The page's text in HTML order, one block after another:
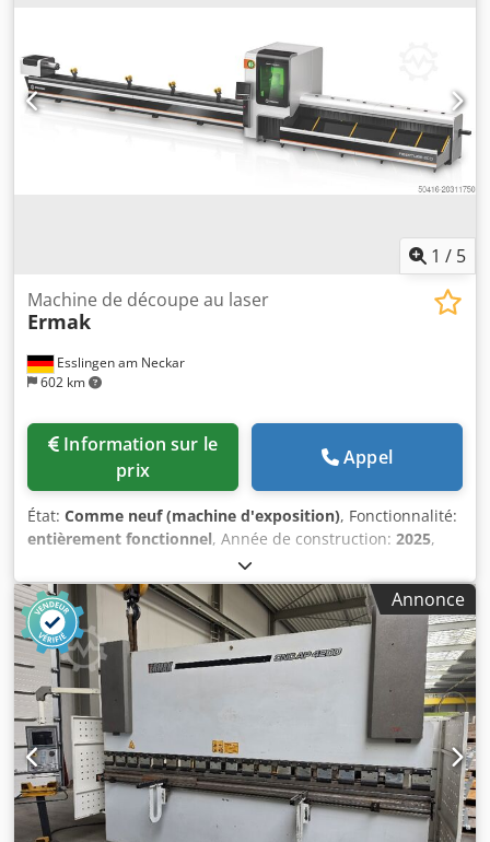
1 / 5
Esslingen am Neckar
602 km
Machine de découpe au laser
Ermak
prix
Appel
État: Comme neuf (machine d'exposition), Fonctionnalité:
entièrement fonctionnel, Année de construction: 2025,
Machine d'exposition Laser tube Fibertube ECO 6kW
Longueur 6500 mm Dedpfxexn N Aho Ac Eeck Servo 5 axes
Commande Beckoff Moniteur LCD Sous réserve d’erreurs
Annonce